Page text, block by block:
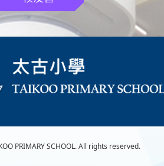
PRIMARY SCHOOL. All rights reserved.